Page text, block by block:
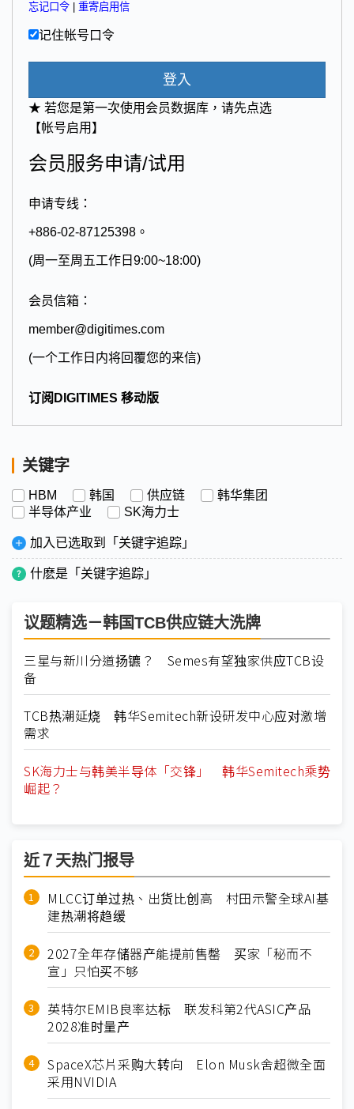
忘记口令 重寄启用信
记住帐号口令
登入
★ 若您是第一次使用会员数据库，请先点选
【帐号启用】
会员服务申请/试用
申请专线：
+886-02-87125398。
(周一至周五工作日9:00~18:00)
会员信箱：
member@digitimes.com
(一个工作日内将回覆您的来信)
订阅DIGITIMES 移动版
关键字
HBM 韩国 供应链
韩华集团
半导体产业
SK海力士
加入已选取到「关键字追踪」
什麽是「关键字追踪」
议题精选－韩国TCB供应链大洗牌
三星与新川分道扬镳？ Semes有望独家供应TCB设
备
TCB热潮延烧 韩华Semitech新设研发中心应对激增
需求
SK海力士与韩美半导体「交锋」 韩华Semitech乘势
崛起？
近７天热门报导
MLCC订单过热、出货比创高 村田示警全球AI基
建热潮将趋缓
2027全年存储器产能提前售罄 买家「秘而不
宣」只怕买不够
英特尔EMIB良率达标 联发科第2代ASIC产品
2028准时量产
SpaceX芯片采购大转向 Elon Musk舍超微全面
采用NVIDIA